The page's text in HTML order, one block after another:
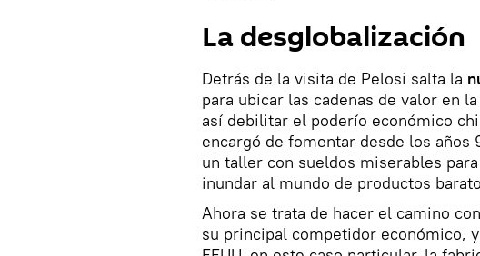
La desglobalización
Detrás de la visita de Pelosi salta la
para ubicar las cadenas de valor en
así debilitar el poderío económico
encargó de fomentar desde los
un taller con sueldos miserables
inundar al mundo de productos
Ahora se trata de hacer el camino
su principal competidor económico,